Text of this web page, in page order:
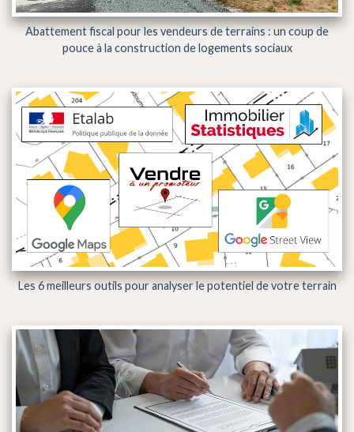
Abattement fiscal pour les vendeurs de terrains : un coup de
pouce à la construction de logements sociaux
Les 6 meilleurs outils pour analyser le potentiel de votre terrain